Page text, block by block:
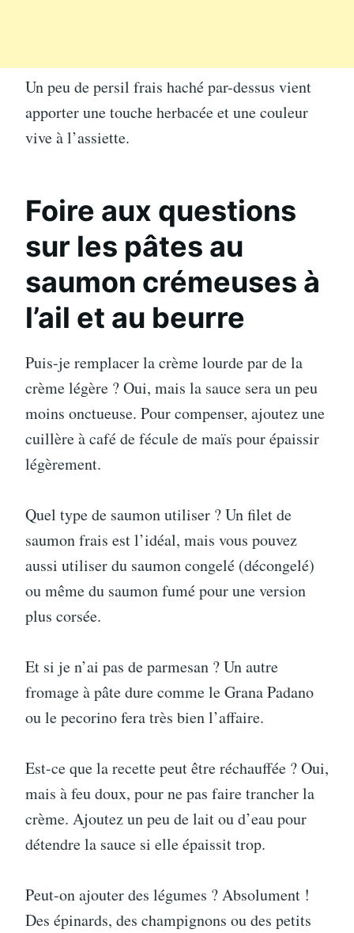
Un peu de persil frais haché par-dessus vient
apporter une touche herbacée et une couleur
vive à l’assiette.
Foire aux questions
sur les pâtes au
saumon crémeuses à
l’ail et au beurre
Puis-je remplacer la crème lourde par de la
crème légère ? Oui, mais la sauce sera un peu
moins onctueuse. Pour compenser, ajoutez une
cuillère à café de fécule de maïs pour épaissir
légèrement.
Quel type de saumon utiliser ? Un filet de
saumon frais est l’idéal, mais vous pouvez
aussi utiliser du saumon congelé (décongelé)
ou même du saumon fumé pour une version
plus corsée.
Et si je n’ai pas de parmesan ? Un autre
fromage à pâte dure comme le Grana Padano
ou le pecorino fera très bien l’affaire.
Est-ce que la recette peut être réchauffée ? Oui,
mais à feu doux, pour ne pas faire trancher la
crème. Ajoutez un peu de lait ou d’eau pour
détendre la sauce si elle épaissit trop.
Peut-on ajouter des légumes ? Absolument !
Des épinards, des champignons ou des petits